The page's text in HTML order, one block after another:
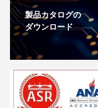
製品カタログの
ダウンロード